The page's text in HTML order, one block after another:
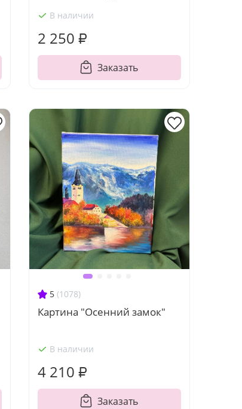
В наличии
2 250 ₽
Заказать
5 (1078)
Картина "Осенний замок"
В наличии
4 210 ₽
Заказать